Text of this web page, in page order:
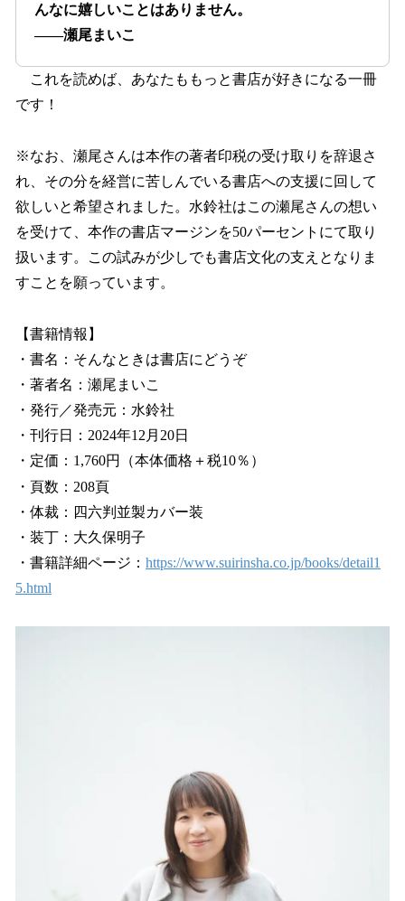
んなに嬉しいことはありません。
――瀬尾まいこ
これを読めば、あなたももっと書店が好きになる一冊
です！
※なお、瀬尾さんは本作の著者印税の受け取りを辞退さ
れ、その分を経営に苦しんでいる書店への支援に回して
欲しいと希望されました。水鈴社はこの瀬尾さんの想い
を受けて、本作の書店マージンを50パーセントにて取り
扱います。この試みが少しでも書店文化の支えとなりま
すことを願っています。
【書籍情報】
・書名：そんなときは書店にどうぞ
・著者名：瀬尾まいこ
・発行／発売元：水鈴社
・刊行日：2024年12月20日
・定価：1,760円（本体価格＋税10％）
・頁数：208頁
・体裁：四六判並製カバー装
・装丁：大久保明子
・書籍詳細ページ： https://www.suirinsha.co.jp/books/detail1
5.html